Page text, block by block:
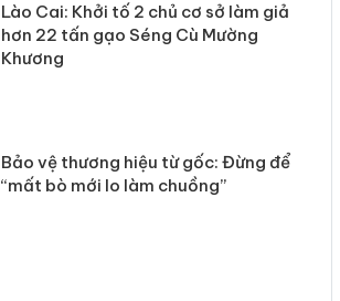
Lào Cai: Khởi tố 2 chủ cơ sở làm giả
hơn 22 tấn gạo Séng Cù Mường
Khương
Bảo vệ thương hiệu từ gốc: Đừng để
“mất bò mới lo làm chuồng”